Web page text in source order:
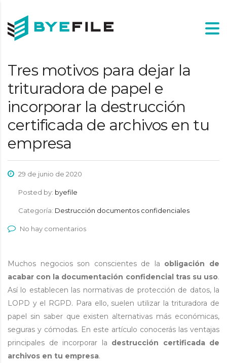
Tres motivos para dejar la
trituradora de papel e
incorporar la destrucción
certificada de archivos en tu
empresa
29 de junio de 2020
Posted by: byefile
Categoría: Destrucción documentos confidenciales
No hay comentarios
Muchos negocios son conscientes de la obligación de
acabar con la documentación confidencial tras su uso.
Así lo establecen las normativas de protección de datos, la
LOPD y el RGPD. Para ello, suelen utilizar la trituradora de
papel sin saber que existen alternativas más económicas,
seguras y cómodas. En este artículo conocerás las ventajas
principales de incorporar la destrucción certificada de
archivos en tu empresa.